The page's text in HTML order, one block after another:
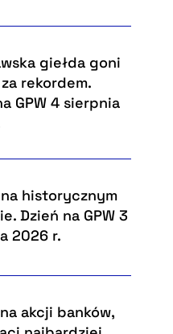
giełda goni
rekordem.
GPW 4 sierpnia
na historycznym
Dzień na GPW 3
2026 r.
akcji banków,